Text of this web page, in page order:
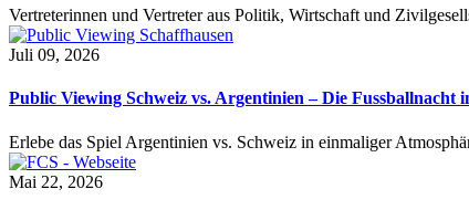
Vertreterinnen und Vertreter aus Politik, Wirtschaft und
Juli 09, 2026
Public Viewing Schweiz vs. Argentinien – Die Fussballnacht
Erlebe das Spiel Argentinien vs. Schweiz in einmaliger
Mai 22, 2026